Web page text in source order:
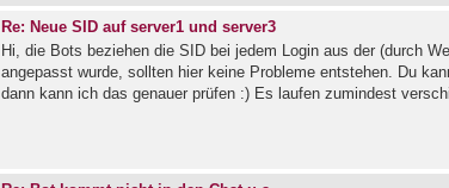
Re: Neue SID auf server1 und server3
Hi, die Bots beziehen die SID bei jedem Login aus der (durch
angepasst wurde, sollten hier keine Probleme entstehen. Du
dann kann ich das genauer prüfen :) Es laufen zumindest